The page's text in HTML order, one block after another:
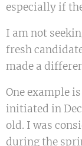
especially if
I am not
fresh
made a
One example
initiated in
old. I was
during the